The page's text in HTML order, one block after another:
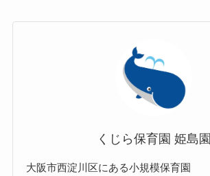
くじら保育園 姫島園
大阪市西淀川区にある小規模保育園